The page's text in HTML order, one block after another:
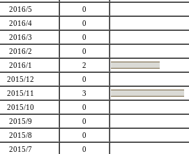
2016/5
0
2016/4
0
2016/3
0
2016/2
0
2016/1
2
2015/12
0
2015/11
3
2015/10
0
2015/9
0
2015/8
0
2015/7
0